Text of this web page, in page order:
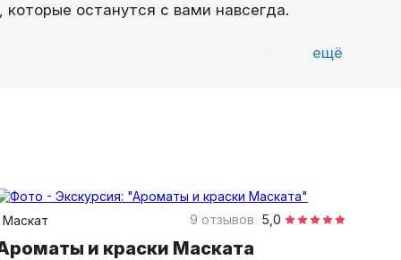
останутся с вами навсегда.
ещё
Маскат 5,0
9 отзывов
и краски Маската